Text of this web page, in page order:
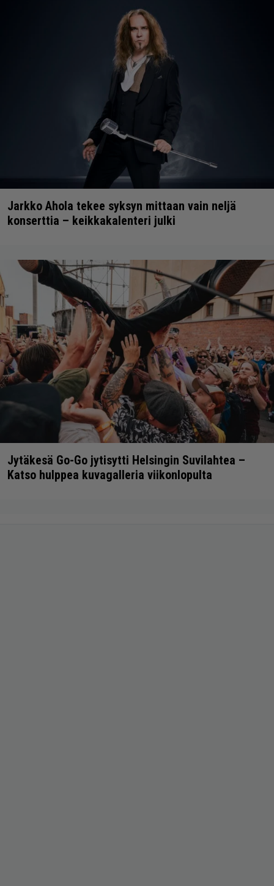
Jarkko Ahola tekee syksyn mittaan vain neljä
konserttia – keikkakalenteri julki
Jytäkesä Go-Go jytisytti Helsingin Suvilahtea –
Katso hulppea kuvagalleria viikonlopulta